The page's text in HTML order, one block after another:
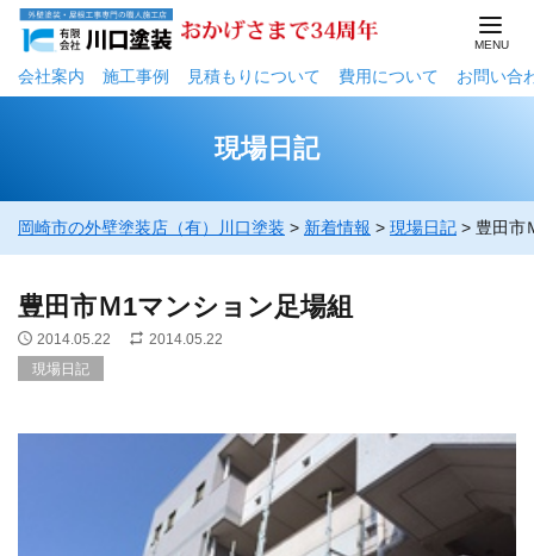
会社案内 施工事例 ⾒積もりについて 費用について お問い合
現場日記
岡崎市の外壁塗装店（有）川口塗装 > 新着情報 > 現場日記 > 豊田市
豊田市Ｍ1マンション足場組
2014.05.22
2014.05.22
現場日記